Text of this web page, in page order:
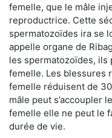
femelle, que le mâle
reproductrice. Cette
spermatozoïdes ira se
appelle organe de
les spermatozoïdes,
femelle. Les blessures
femelle réduisent de
mâle peut s’accoupler
femelle elle ne peut le
durée de vie.